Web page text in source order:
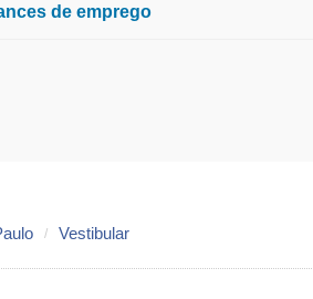
de emprego
Vestibular